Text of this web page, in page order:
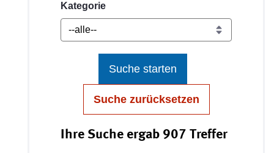
Kategorie
Suche starten
Suche zurücksetzen
Ihre Suche ergab 907 Treffer